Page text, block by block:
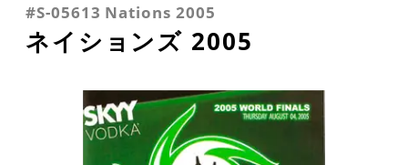
#S-05613 Nations 2005
ネイションズ 2005